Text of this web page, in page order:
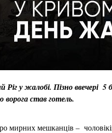
у жалобі. Пізно ввечері 5
ворога став готель.
мирних мешканців –